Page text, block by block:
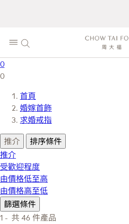
0
0
首頁
婚嫁首飾
求婚戒指
推介
排序條件
推介
受歡迎程度
由價格低至高
由價格高至低
篩選條件
1 - 共 46 件產品